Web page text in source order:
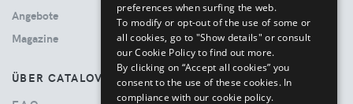
Angebote
Magazine
ÜBER CATALOVE
preferences when surfing the web.
To modify or opt-out of the use of some or
all cookies, go to "Show details" or consult
our Cookie Policy to find out more.
By clicking on “Accept all cookies” you
consent to the use of these cookies. In
compliance with our cookie policy.